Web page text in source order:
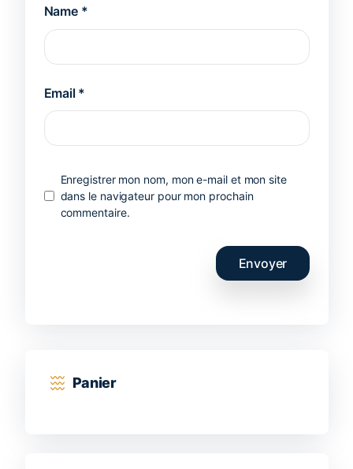
Name *
Email *
Enregistrer mon nom, mon e-mail et mon site
dans le navigateur pour mon prochain
commentaire.
Panier